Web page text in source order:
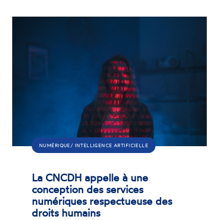
NUMÉRIQUE/ INTELLIGENCE ARTIFICIELLE
La CNCDH appelle à une
conception des services
numériques respectueuse des
droits humains